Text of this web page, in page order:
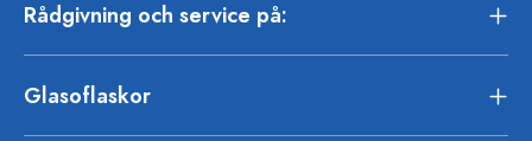
Rådgivning och service på:
Glasoflaskor